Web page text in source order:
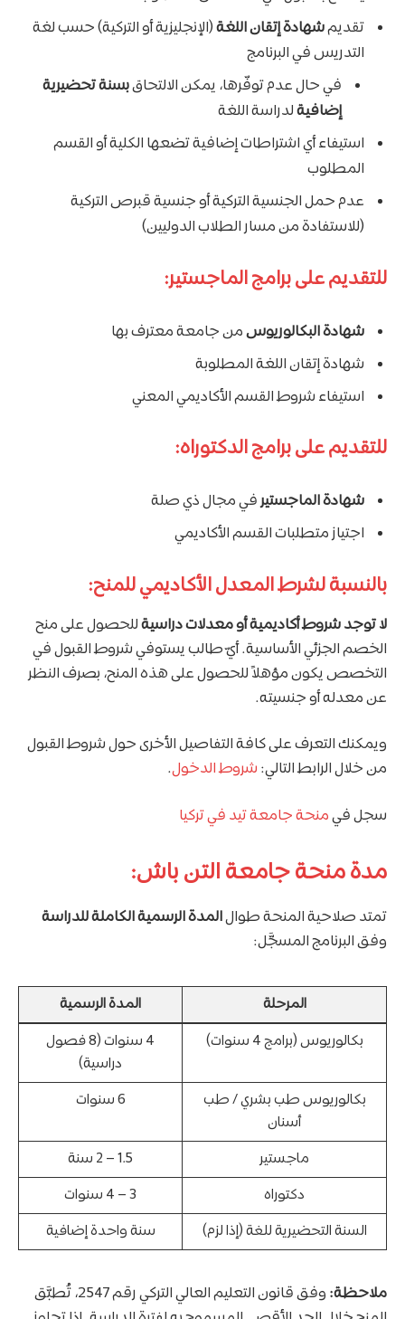
تقديمشهادة إتقان اللغة(الإنجليزية أو التركية) حسب لغة
التدريس في البرنامج
في حال عدم توفّرها، يمكن الالتحاقبسنة تحضيرية
إضافيةلدراسة اللغة
استيفاء أي اشتراطات إضافية تضعها الكلية أو القسم
المطلوب
عدم حمل الجنسية التركية أو جنسية قبرص التركية
(للاستفادة من مسار الطلاب الدوليين)
للتقديم على برامج الماجستير:
شهادة البكالوريوسمن جامعة معترف بها
شهادة إتقان اللغة المطلوبة
استيفاء شروط القسم الأكاديمي المعني
للتقديم على برامج الدكتوراه:
شهادة الماجستيرفي مجال ذي صلة
اجتياز متطلبات القسم الأكاديمي
بالنسبة لشرط المعدل الأكاديمي للمنح:
لا توجد شروط أكاديمية أو معدلات دراسيةللحصول على منح
الخصم الجزئي الأساسية. أيّ طالب يستوفي شروط القبول في
التخصص يكون مؤهلاً للحصول على هذه المنح، بصرف النظر
عن معدله أو جنسيته.
ويمكنك التعرف على كافة التفاصيل الأخرى حول شروط القبول
من خلال الرابط التالي: شروط الدخول.
سجل فيمنحة جامعة تيد في تركيا
مدة منحة جامعة التن باش:
تمتد صلاحية المنحة طوالالمدة الرسمية الكاملة للدراسة
وفق البرنامج المسجَّل:
المرحلة
المدة الرسمية
بكالوريوس (برامج 4 سنوات)
4 سنوات (8 فصول
دراسية)
بكالوريوس طب بشري / طب
أسنان
6 سنوات
ماجستير
1.5 – 2 سنة
دكتوراه
3 – 4 سنوات
السنة التحضيرية للغة (إذا لزم)
سنة واحدة إضافية
ملاحظة:
وفق قانون التعليم العالي التركي رقم 2547، تُطبَّق